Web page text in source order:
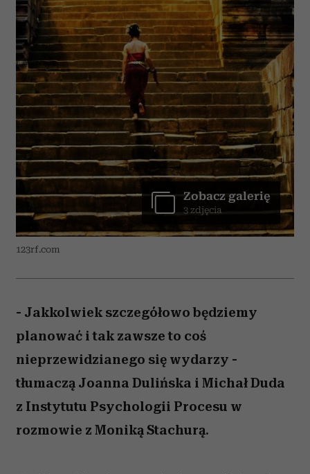
123rf.com
Zobacz galerię
3 zdjęcia
- Jakkolwiek szczegółowo będziemy
planować i tak zawsze to coś
nieprzewidzianego się wydarzy -
tłumaczą Joanna Dulińska i Michał Duda
z Instytutu Psychologii Procesu w
rozmowie z Moniką Stachurą.